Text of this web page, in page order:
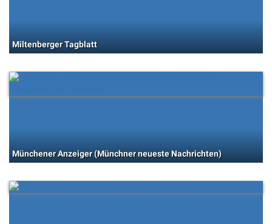
Miltenberger Tagblatt
Münchener Anzeiger (Münchner neueste Nachrichten)